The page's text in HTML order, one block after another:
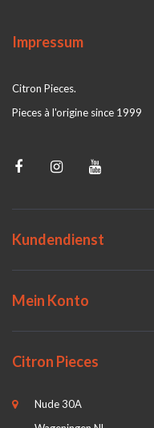
Impressum
Citron Pieces.
Pieces à l'origine since 1999
Kundendienst
Mein Konto
Citron Pieces
Nude 30A